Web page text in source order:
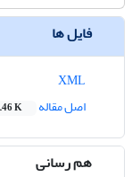
فایل ها
اصل مقاله
K
هم رسانی